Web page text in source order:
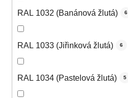
RAL 1032 (Banánová žlutá) 6
RAL 1033 (Jiřinková žlutá) 6
RAL 1034 (Pastelová žlutá) 5